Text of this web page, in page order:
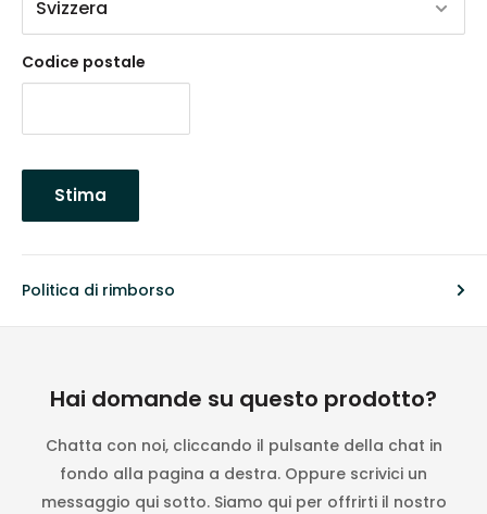
Codice postale
Stima
Politica di rimborso
Hai domande su questo prodotto?
Chatta con noi, cliccando il pulsante della chat in
fondo alla pagina a destra. Oppure scrivici un
messaggio qui sotto. Siamo qui per offrirti il nostro